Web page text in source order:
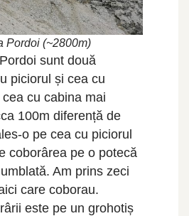
Pordoi (~2800m)
sunt două
piciorul și cea cu
cu cabina mai
100m diferență de
o pe cea cu piciorul
coborârea pe o potecă
Am prins zeci
care coborau.
este pe un grohotiș